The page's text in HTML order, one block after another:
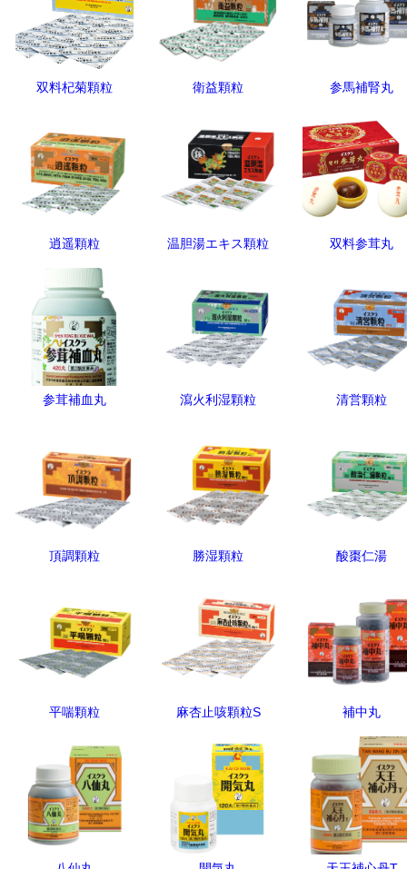
双料杞菊顆粒 衛益顆粒 参馬補腎丸
逍遥顆粒 温胆湯エキス顆粒 双料参茸丸
参茸補血丸 瀉火利湿顆粒 清営顆粒
頂調顆粒 勝湿顆粒 酸棗仁湯
平喘顆粒 麻杏止咳顆粒S 補中丸